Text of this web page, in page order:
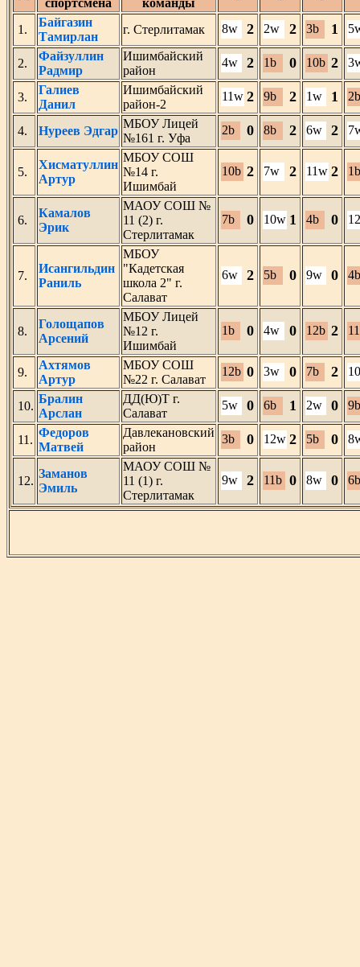
спортсмена
команды
1.
Байгазин
Тамирлан
г. Стерлитамак 8w 2 2w 2 3b 1
2.
Файзуллин
Радмир
Ишимбайский
район
4w 2 1b 0 10b 2
3.
Галиев
Данил
Ишимбайский
район-2
11w 2 9b 2 1w 1 2b
4. Нуреев Эдгар
МБОУ Лицей
№161 г. Уфа
2b 0 8b 2 6w 2
5.
Хисматуллин
Артур
МБОУ СОШ
№14 г.
Ишимбай
10b 2 7w 2 11w 2 1b
6.
Камалов
Эрик
МАОУ СОШ №
11 (2) г.
Стерлитамак
7b 0 10w 1 4b 0
7.
Исангильдин
Раниль
МБОУ
"Кадетская
школа 2" г.
Салават
6w 2 5b 0 9w 0 4b
8.
Голощапов
Арсений
МБОУ Лицей
№12 г.
Ишимбай
1b 0 4w 0 12b 2
9.
Ахтямов
Артур
МБОУ СОШ
№22 г. Салават
12b 0 3w 0 7b 2
10.
Бралин
Арслан
ДД(Ю)Т г.
Салават
5w 0 6b 1 2w 0 9b
11.
Федоров
Матвей
Давлекановский
район
3b 0 12w 2 5b 0
12.
Заманов
Эмиль
МАОУ СОШ №
11 (1) г.
Стерлитамак
9w 2 11b 0 8w 0 6b